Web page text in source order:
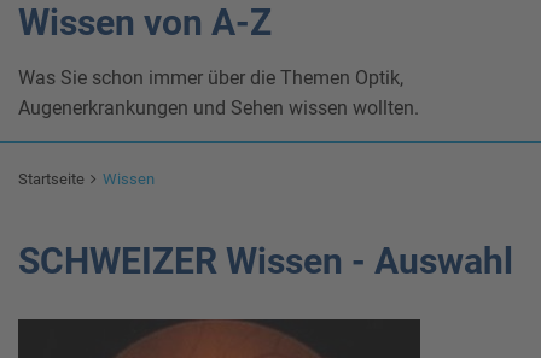
Wissen von A-Z
Was Sie schon immer über die Themen Optik,
Augenerkrankungen und Sehen wissen wollten.
Startseite Wissen
SCHWEIZER Wissen - Auswahl